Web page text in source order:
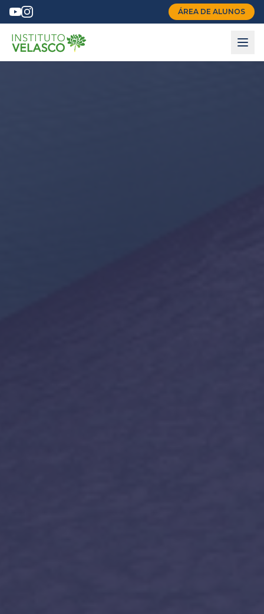
ÁREA DE ALUNOS